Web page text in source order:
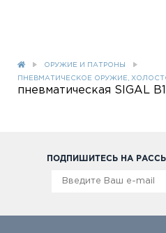
ОРУЖИЕ И ПАТРОНЫ
ПНЕВМАТИЧЕСКОЕ ОРУЖИЕ,
пневматическая SIGAL
ПОДПИШИТЕСЬ НА